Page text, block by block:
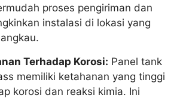
proses pengiriman dan
instalasi di lokasi yang
Terhadap Korosi: Panel tank
memiliki ketahanan yang tinggi
korosi dan reaksi kimia. Ini